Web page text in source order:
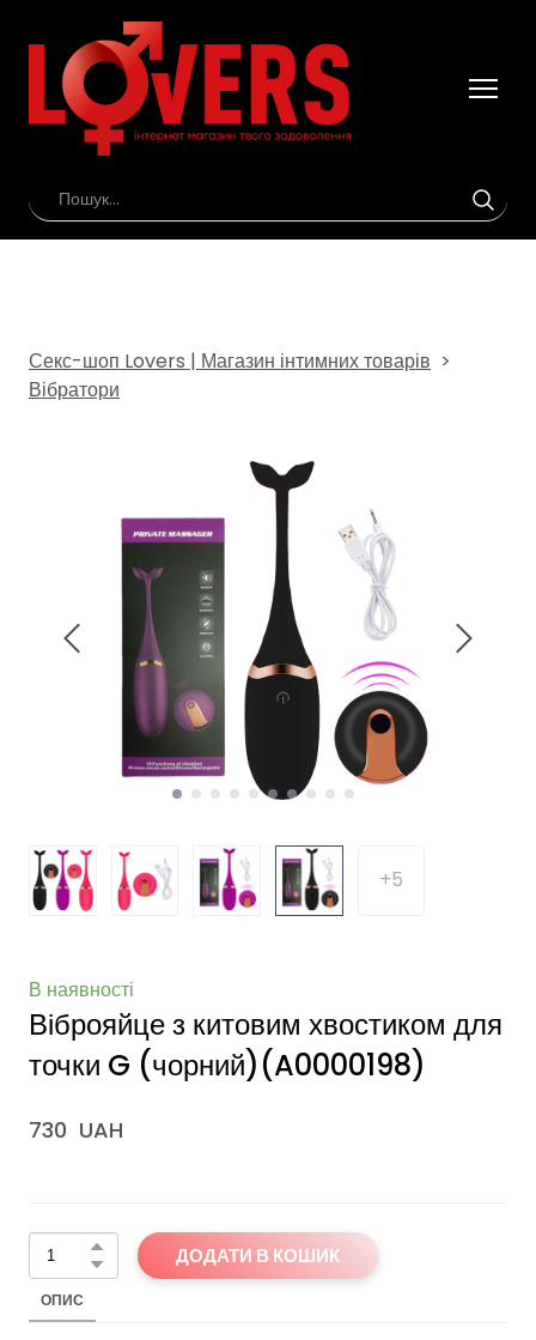
Секс-шоп Lovers | Магазин інтимних товарів
Вібратори
+5
В наявності
Віброяйце з китовим хвостиком для
точки G (чорний)(A0000198)
730  UAH
ДОДАТИ В КОШИК
ОПИС